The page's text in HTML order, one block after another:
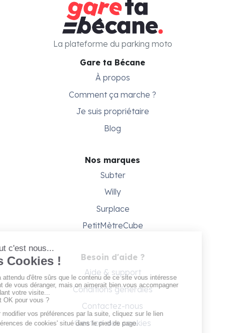
Gare ta Bécane
À propos
Comment ça marche ?
Je suis propriétaire
Blog
Nos marques
Subter
Willy
Surplace
PetitMètreCube
Besoin d'aide ?
Aide & support
Conditions générales
Contactez-nous
Gestion des cookies
La plateforme du parking moto